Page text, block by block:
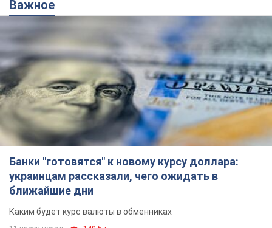
украинцам рассказали, чего ожидать в
ближайшие дни
Каким будет курс валюты в обменниках
11 часов назад 149,5 т.
Украинцам обещают по 850 грн от
мобильных операторов: что не так с
этими сообщениями
Как не попасть в ловушку мошенников
6.08.2026 21:02 14,1 т.
Самый дорогой футболист
"Динамо" забил "Карабаху" уже на